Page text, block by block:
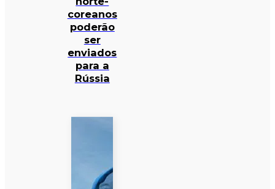
coreanos
poderão
ser
enviados
para a
Rússia